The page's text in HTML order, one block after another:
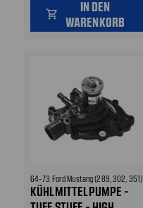
shopping_cart
IN DEN
WARENKORB
64-73 Ford Mustang (289, 302, 351)
KÜHLMITTELPUMPE -